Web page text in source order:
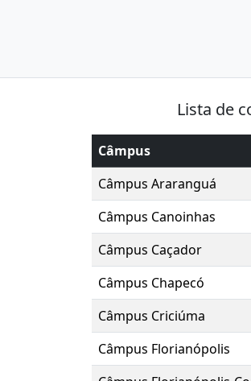
Lista de
Câmpus
Câmpus Araranguá
Câmpus Canoinhas
Câmpus Caçador
Câmpus Chapecó
Câmpus Criciúma
Câmpus Florianópolis